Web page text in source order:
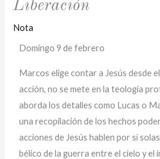
Liberación
Nota
Domingo 9 de febrero
Marcos elige contar a Jesús desde
acción, no se mete en la teología
aborda los detalles como Lucas o
una recopilación de los hechos
acciones de Jesús hablen por sí
bélico de la guerra entre el cielo y el